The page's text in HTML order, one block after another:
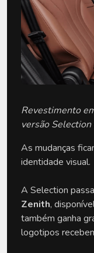
Revestimento
versão
As mudanças
identidade visual.
A Selection
Zenith,
também ganha
logotipos